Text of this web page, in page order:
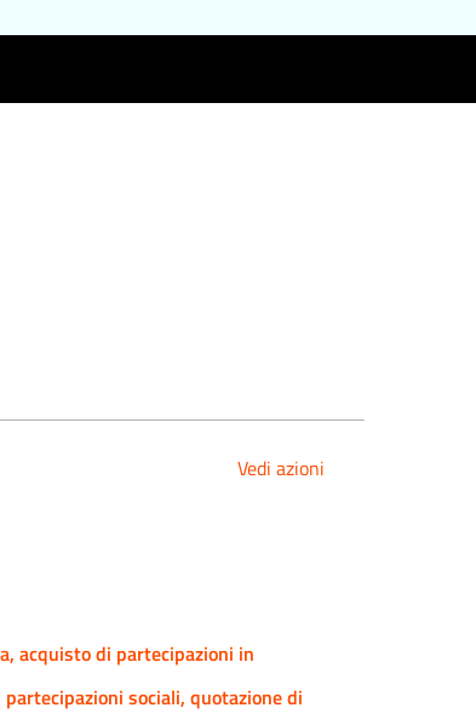
Vedi azioni
acquisto di partecipazioni in
sociali, quotazione di